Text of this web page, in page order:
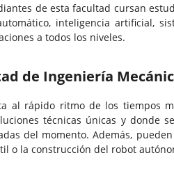
de esta facultad cursan
inteligencia artificial,
a todos los niveles.
de Ingeniería
al rápido ritmo de los tiempos
técnicas únicas y donde
del momento. Además,
o la construcción del robot